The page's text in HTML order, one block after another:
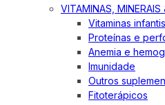
VITAMINAS, MINERAIS
Vitaminas infantis
Proteínas e
Anemia e
Imunidade
Outros
Fitoterápicos